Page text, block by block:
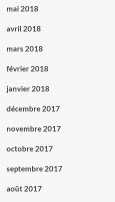
mai 2018
avril 2018
mars 2018
février 2018
janvier 2018
décembre 2017
novembre 2017
octobre 2017
septembre 2017
août 2017